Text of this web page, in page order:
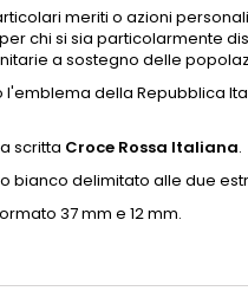
meriti o azioni
chi si sia particolarmente
a sostegno delle
l'emblema della Repubblica
scritta Croce Rossa Italiana.
bianco delimitato alle due
37 mm e 12 mm.